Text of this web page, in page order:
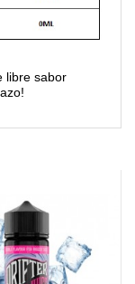
libre sabor